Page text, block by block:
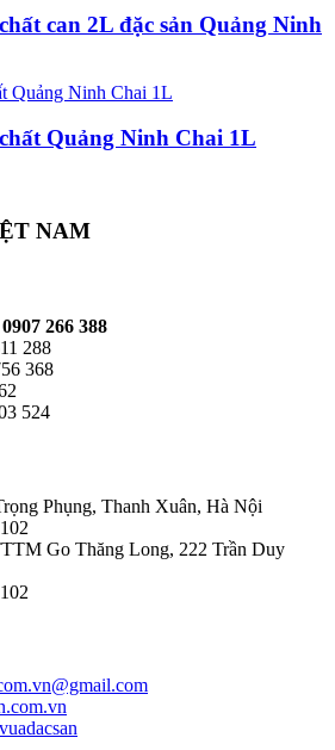
can 2L đặc sản Quảng Ninh
Quảng Ninh Chai 1L
NAM
0907 266 388
288
368
524
Phụng, Thanh Xuân, Hà Nội
Go Thăng Long, 222 Trần Duy